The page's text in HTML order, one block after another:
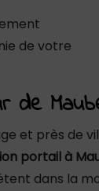
de votre
de
et près de
portail à
dans la